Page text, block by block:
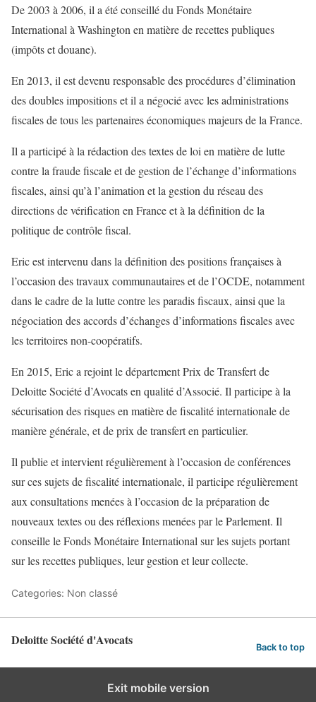
De 2003 à 2006, il a été conseillé du Fonds Monétaire
International à Washington en matière de recettes publiques
(impôts et douane).
En 2013, il est devenu responsable des procédures d’élimination
des doubles impositions et il a négocié avec les administrations
fiscales de tous les partenaires économiques majeurs de la France.
Il a participé à la rédaction des textes de loi en matière de lutte
contre la fraude fiscale et de gestion de l’échange d’informations
fiscales, ainsi qu’à l’animation et la gestion du réseau des
directions de vérification en France et à la définition de la
politique de contrôle fiscal.
Eric est intervenu dans la définition des positions françaises à
l’occasion des travaux communautaires et de l’OCDE, notamment
dans le cadre de la lutte contre les paradis fiscaux, ainsi que la
négociation des accords d’échanges d’informations fiscales avec
les territoires non-coopératifs.
En 2015, Eric a rejoint le département Prix de Transfert de
Deloitte Société d’Avocats en qualité d’Associé. Il participe à la
sécurisation des risques en matière de fiscalité internationale de
manière générale, et de prix de transfert en particulier.
Il publie et intervient régulièrement à l’occasion de conférences
sur ces sujets de fiscalité internationale, il participe régulièrement
aux consultations menées à l’occasion de la préparation de
nouveaux textes ou des réflexions menées par le Parlement. Il
conseille le Fonds Monétaire International sur les sujets portant
sur les recettes publiques, leur gestion et leur collecte.
Categories: Non classé
Deloitte Société d'Avocats Back to top
Exit mobile version